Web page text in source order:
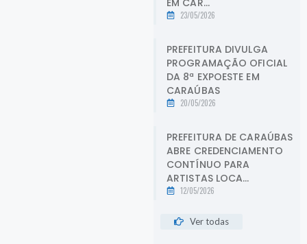
23/05/2026
PREFEITURA DIVULGA
PROGRAMAÇÃO OFICIAL
DA 8ª EXPOESTE EM
CARAÚBAS
20/05/2026
PREFEITURA DE CARAÚBAS
ABRE CREDENCIAMENTO
CONTÍNUO PARA
ARTISTAS LOCA...
12/05/2026
Ver todas